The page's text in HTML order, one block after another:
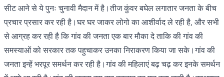
सीट आने से ये पुनः चुनावी मैदान में है।तीज कुंवर बघेल लगातार जनता के बीच
प्रचार प्रसार कर रही है।घर घर जाकर लोगो का आशीर्वाद ले रही है, और सभी
से आग्रह कर रही है कि गांव की जनता एक बार मौका दे ताकि की गांव की
समस्याओं को सरकार तक पहुचाकर उनका निराकरण किया जा सके।गांव की
जनता इन्हें भरपूर समर्थन कर रही है।गांव की महिलाएं बढ़ चढ़ कर इनके समर्थन